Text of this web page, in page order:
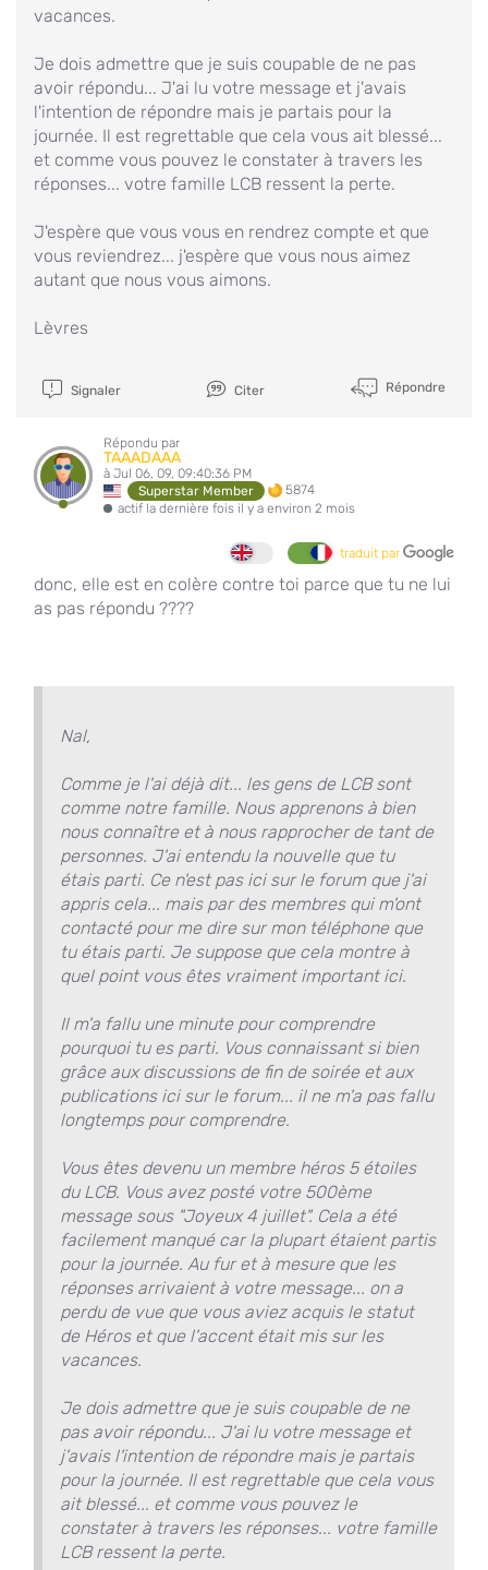
vacances.
Je dois admettre que je suis coupable de ne pas
avoir répondu... J'ai lu votre message et j'avais
l'intention de répondre mais je partais pour la
journée. Il est regrettable que cela vous ait blessé...
et comme vous pouvez le constater à travers les
réponses... votre famille LCB ressent la perte.
J'espère que vous vous en rendrez compte et que
vous reviendrez... j'espère que vous nous aimez
autant que nous vous aimons.
Lèvres
Signaler Citer Répondre
Répondu par
TAAADAAA
à Jul 06, 09, 09:40:36 PM
Superstar Member
5874
actif la dernière fois il y a environ 2 mois
traduit par
donc, elle est en colère contre toi parce que tu ne lui
as pas répondu ????
Nal,
Comme je l'ai déjà dit... les gens de LCB sont
comme notre famille. Nous apprenons à bien
nous connaître et à nous rapprocher de tant de
personnes. J'ai entendu la nouvelle que tu
étais parti. Ce n'est pas ici sur le forum que j'ai
appris cela... mais par des membres qui m'ont
contacté pour me dire sur mon téléphone que
tu étais parti. Je suppose que cela montre à
quel point vous êtes vraiment important ici.
Il m'a fallu une minute pour comprendre
pourquoi tu es parti. Vous connaissant si bien
grâce aux discussions de fin de soirée et aux
publications ici sur le forum... il ne m'a pas fallu
longtemps pour comprendre.
Vous êtes devenu un membre héros 5 étoiles
du LCB. Vous avez posté votre 500ème
message sous "Joyeux 4 juillet". Cela a été
facilement manqué car la plupart étaient partis
pour la journée. Au fur et à mesure que les
réponses arrivaient à votre message... on a
perdu de vue que vous aviez acquis le statut
de Héros et que l'accent était mis sur les
vacances.
Je dois admettre que je suis coupable de ne
pas avoir répondu... J'ai lu votre message et
j'avais l'intention de répondre mais je partais
pour la journée. Il est regrettable que cela vous
ait blessé... et comme vous pouvez le
constater à travers les réponses... votre famille
LCB ressent la perte.